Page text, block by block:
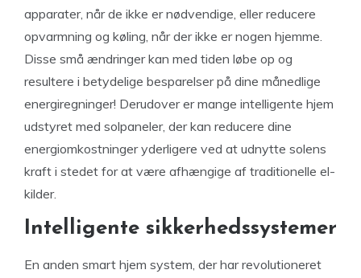
apparater, når de ikke er nødvendige, eller reducere
opvarmning og køling, når der ikke er nogen hjemme.
Disse små ændringer kan med tiden løbe op og
resultere i betydelige besparelser på dine månedlige
energiregninger! Derudover er mange intelligente hjem
udstyret med solpaneler, der kan reducere dine
energiomkostninger yderligere ved at udnytte solens
kraft i stedet for at være afhængige af traditionelle el-
kilder.
Intelligente sikkerhedssystemer
En anden smart hjem system, der har revolutioneret